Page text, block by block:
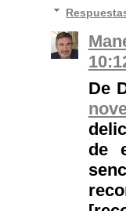
De
de